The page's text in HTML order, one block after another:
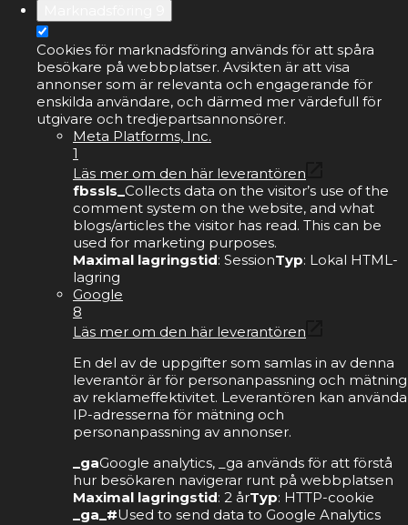
Cookies för marknadsföring används för att spåra
besökare på webbplatser. Avsikten är att visa
annonser som är relevanta och engagerande för
enskilda användare, och därmed mer värdefull för
utgivare och tredjepartsannonsörer.
Meta Platforms, Inc.
1
Läs mer om den här leverantören
fbssls_ Collects data on the visitor’s use of the
comment system on the website, and what
blogs/articles the visitor has read. This can be
used for marketing purposes.
Maximal lagringstid: SessionTyp: Lokal HTML-
lagring
Google
8
Läs mer om den här leverantören
En del av de uppgifter som samlas in av denna
leverantör är för personanpassning och mätning
av reklameffektivitet. Leverantören kan använda
IP-adresserna för mätning och
personanpassning av annonser.
_gaGoogle analytics, _ga används för att förstå
hur besökaren navigerar runt på webbplatsen
Maximal lagringstid: 2 årTyp: HTTP-cookie
_ga_#Used to send data to Google Analytics